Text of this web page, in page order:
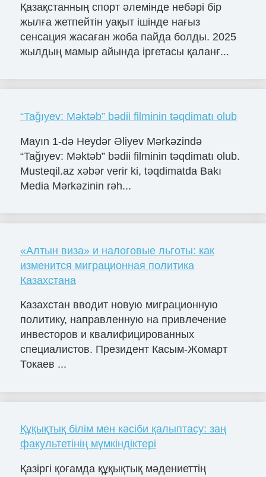
Қазақстанның спорт әлемінде небәрі бір
жылға жетпейтін уақыт ішінде нағыз
сенсация жасаған жоба пайда болды. 2025
жылдың мамыр айында іргетасы қаланғ...
“Tağıyev: Məktəb” bədii filminin təqdimatı olub
Mayın 1-də Heydər Əliyev Mərkəzində
“Tağıyev: Məktəb” bədii filminin təqdimatı olub.
Musteqil.az xəbər verir ki, təqdimatda Bakı
Media Mərkəzinin rəh...
«Алтын виза» и налоговые льготы: как
изменится миграционная политика
Казахстана
Казахстан вводит новую миграционную
политику, направленную на привлечение
инвесторов и квалифицированных
специалистов. Президент Касым-Жомарт
Токаев ...
Құқықтық білім мен кәсіби қалыптасу: заң
факультетінің мүмкіндіктері
Қазіргі қоғамда құқықтық мәдениеттің